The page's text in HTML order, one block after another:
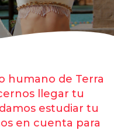
humano de Terra
llegar tu
estudiar tu
en cuenta para